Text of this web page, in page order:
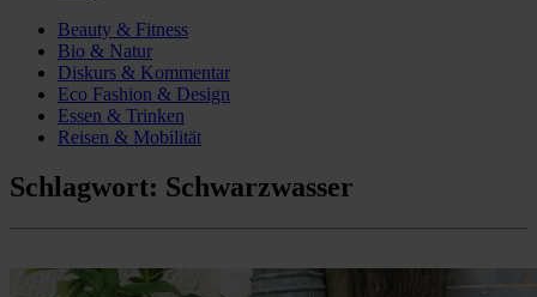
Beauty & Fitness
Bio & Natur
Diskurs & Kommentar
Eco Fashion & Design
Essen & Trinken
Reisen & Mobilität
Schlagwort: Schwarzwasser